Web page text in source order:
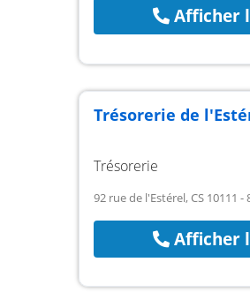
Afficher
Trésorerie de
Trésorerie
92 rue de l'Estérel, CS 10111 -
Afficher